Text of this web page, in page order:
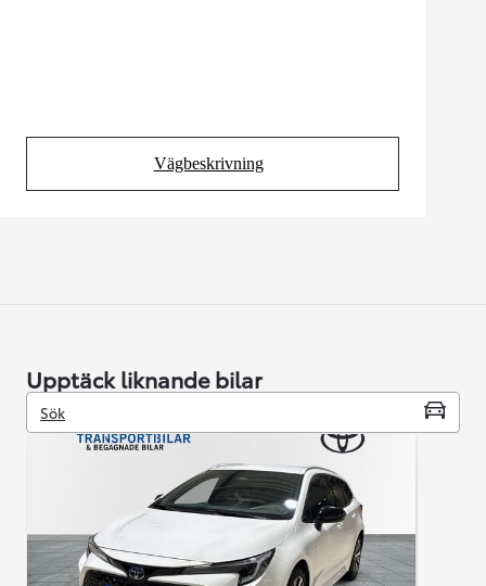
Vägbeskrivning
(Opens in new tab)
Upptäck liknande bilar
Sök